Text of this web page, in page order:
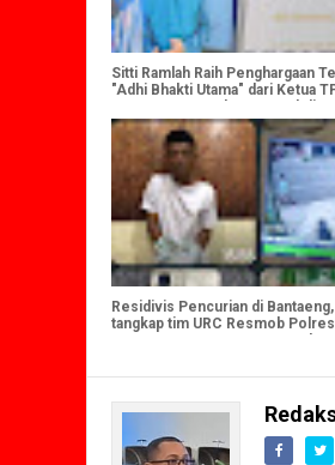
Sitti Ramlah Raih Penghargaan
"Adhi Bhakti Utama" dari Ketua
Pusat Atas 32 Tahun Pengabdian
Residivis Pencurian di
tangkap tim URC Resmob Polres
Bantaeng , Dua Kasus Terungkap